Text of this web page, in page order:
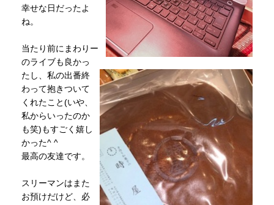
幸せな日だったよ
ね。
当たり前にまわりー
のライブも良かっ
たし、私の出番終
わって抱きついて
くれたこと(いや、
私からいったのか
も笑)もすごく嬉し
かった^ ^
最高の友達です。
スリーマンはまた
お預けだけど、必